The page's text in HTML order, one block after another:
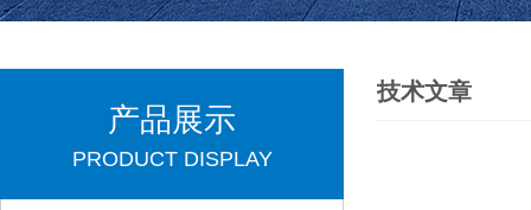
产品展示
PRODUCT DISPLAY
技术文章